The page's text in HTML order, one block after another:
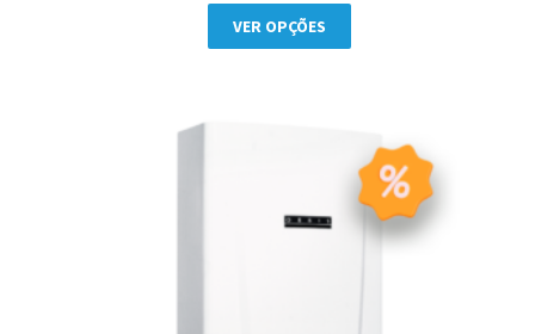
VER OPÇÕES